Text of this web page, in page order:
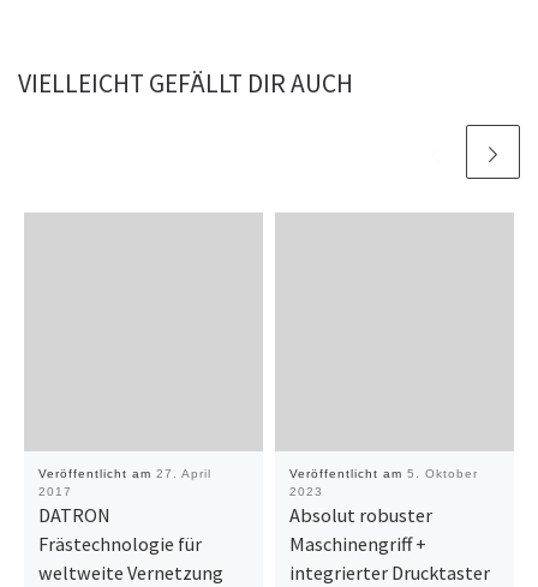
VIELLEICHT GEFÄLLT DIR AUCH
Veröffentlicht am 27. April
2017
DATRON
Frästechnologie für
weltweite Vernetzung
Veröffentlicht am 5. Oktober
2023
Absolut robuster
Maschinengriff +
integrierter Drucktaster